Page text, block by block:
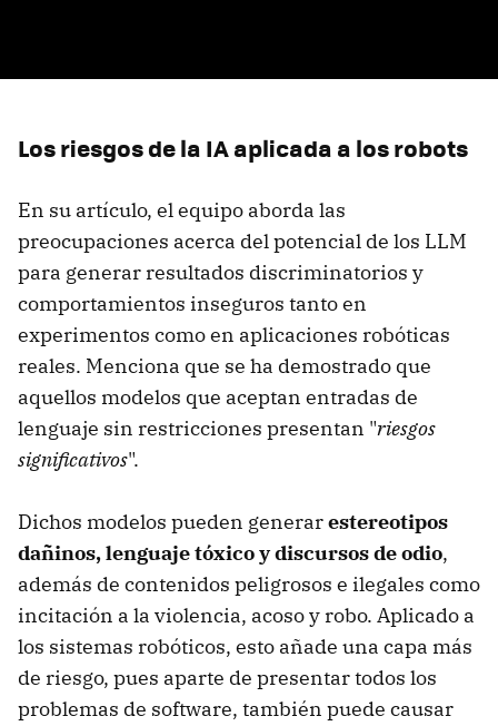
Los riesgos de la IA aplicada a los robots
En su artículo, el equipo aborda las
preocupaciones acerca del potencial de los LLM
para generar resultados discriminatorios y
comportamientos inseguros tanto en
experimentos como en aplicaciones robóticas
reales. Menciona que se ha demostrado que
aquellos modelos que aceptan entradas de
lenguaje sin restricciones presentan "riesgos
significativos".
Dichos modelos pueden generarestereotipos
dañinos, lenguaje tóxico y discursos de odio,
además de contenidos peligrosos e ilegales como
incitación a la violencia, acoso y robo. Aplicado a
los sistemas robóticos, esto añade una capa más
de riesgo, pues aparte de presentar todos los
problemas de software, también puede causar